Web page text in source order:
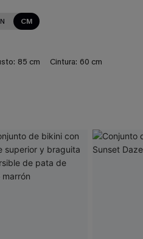
CM
85 cm Cintura: 60 cm